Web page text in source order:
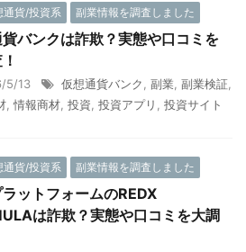
通貨/投資系 副業情報を調査しました
バンクは詐欺？実態や口コミを
5/13 仮想通貨バンク 副業 副業検証
情報商材 投資 投資アプリ 投資サイト
通貨/投資系 副業情報を調査しました
ットフォームのREDX
は詐欺？実態や口コミを大調